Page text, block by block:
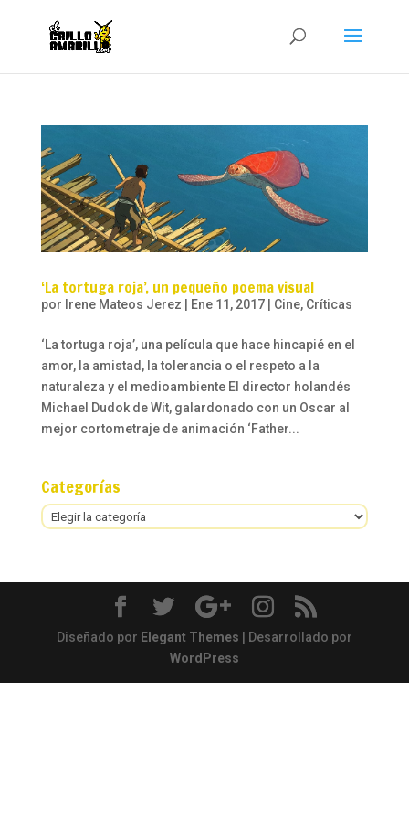
‘La tortuga roja’, un pequeño poema visual
por Irene Mateos Jerez Ene 11, 2017| Cine, Críticas
‘La tortuga roja’, una película que hace hincapié en el
amor, la amistad, la tolerancia o el respeto a la
naturaleza y el medioambiente El director holandés
Michael Dudok de Wit, galardonado con un Oscar al
mejor cortometraje de animación ‘Father...
Categorías
Categorías
Diseñado por Elegant Themes | Desarrollado por
WordPress